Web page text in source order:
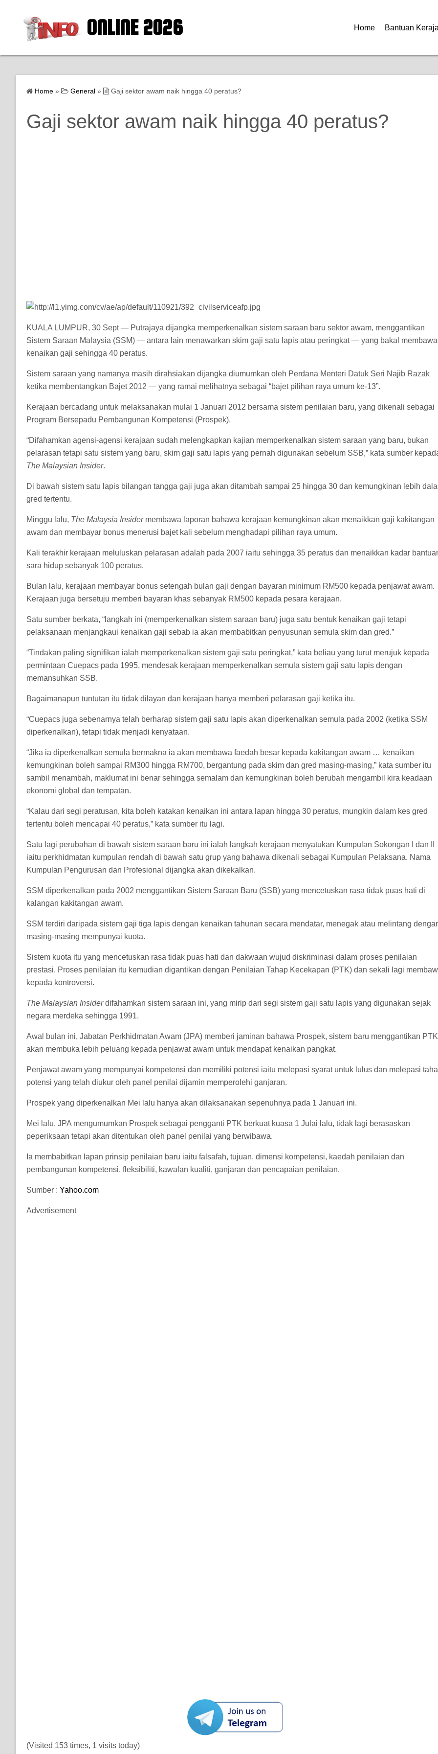
ONLINE 2026 Home Bantuan
Home » General » Gaji sektor awam naik hingga 40 peratus?
Gaji sektor awam naik hingga 40 peratus?
KUALA LUMPUR, 30 Sept — Putrajaya dijangka memperkenalkan sistem saraan baru sektor awam, menggantikan
Sistem Saraan Malaysia (SSM) — antara lain menawarkan skim gaji satu lapis atau peringkat — yang bakal membawa
kenaikan gaji sehingga 40 peratus.
Sistem saraan yang namanya masih dirahsiakan dijangka diumumkan oleh Perdana Menteri Datuk Seri Najib Razak
ketika membentangkan Bajet 2012 — yang ramai melihatnya sebagai “bajet pilihan raya umum ke-13”.
Kerajaan bercadang untuk melaksanakan mulai 1 Januari 2012 bersama sistem penilaian baru, yang dikenali sebagai
Program Bersepadu Pembangunan Kompetensi (Prospek).
“Difahamkan agensi-agensi kerajaan sudah melengkapkan kajian memperkenalkan sistem saraan yang baru, bukan
pelarasan tetapi satu sistem yang baru, skim gaji satu lapis yang pernah digunakan sebelum SSB,” kata sumber
The Malaysian Insider.
Di bawah sistem satu lapis bilangan tangga gaji juga akan ditambah sampai 25 hingga 30 dan kemungkinan lebih
gred tertentu.
Minggu lalu, The Malaysia Insidermembawa laporan bahawa kerajaan kemungkinan akan menaikkan gaji kakitangan
awam dan membayar bonus menerusi bajet kali sebelum menghadapi pilihan raya umum.
Kali terakhir kerajaan meluluskan pelarasan adalah pada 2007 iaitu sehingga 35 peratus dan menaikkan kadar
sara hidup sebanyak 100 peratus.
Bulan lalu, kerajaan membayar bonus setengah bulan gaji dengan bayaran minimum RM500 kepada penjawat awam.
Kerajaan juga bersetuju memberi bayaran khas sebanyak RM500 kepada pesara kerajaan.
Satu sumber berkata, “langkah ini (memperkenalkan sistem saraan baru) juga satu bentuk kenaikan gaji tetapi
pelaksanaan menjangkaui kenaikan gaji sebab ia akan membabitkan penyusunan semula skim dan gred.”
“Tindakan paling signifikan ialah memperkenalkan sistem gaji satu peringkat,” kata beliau yang turut merujuk kepada
permintaan Cuepacs pada 1995, mendesak kerajaan memperkenalkan semula sistem gaji satu lapis dengan
memansuhkan SSB.
Bagaimanapun tuntutan itu tidak dilayan dan kerajaan hanya memberi pelarasan gaji ketika itu.
“Cuepacs juga sebenarnya telah berharap sistem gaji satu lapis akan diperkenalkan semula pada 2002 (ketika SSM
diperkenalkan), tetapi tidak menjadi kenyataan.
“Jika ia diperkenalkan semula bermakna ia akan membawa faedah besar kepada kakitangan awam … kenaikan
kemungkinan boleh sampai RM300 hingga RM700, bergantung pada skim dan gred masing-masing,” kata sumber itu
sambil menambah, maklumat ini benar sehingga semalam dan kemungkinan boleh berubah mengambil kira keadaan
ekonomi global dan tempatan.
“Kalau dari segi peratusan, kita boleh katakan kenaikan ini antara lapan hingga 30 peratus, mungkin dalam kes gred
tertentu boleh mencapai 40 peratus,” kata sumber itu lagi.
Satu lagi perubahan di bawah sistem saraan baru ini ialah langkah kerajaan menyatukan Kumpulan Sokongan I dan II
iaitu perkhidmatan kumpulan rendah di bawah satu grup yang bahawa dikenali sebagai Kumpulan Pelaksana. Nama
Kumpulan Pengurusan dan Profesional dijangka akan dikekalkan.
SSM diperkenalkan pada 2002 menggantikan Sistem Saraan Baru (SSB) yang mencetuskan rasa tidak puas hati di
kalangan kakitangan awam.
SSM terdiri daripada sistem gaji tiga lapis dengan kenaikan tahunan secara mendatar, menegak atau melintang
masing-masing mempunyai kuota.
Sistem kuota itu yang mencetuskan rasa tidak puas hati dan dakwaan wujud diskriminasi dalam proses penilaian
prestasi. Proses penilaian itu kemudian digantikan dengan Penilaian Tahap Kecekapan (PTK) dan sekali lagi
kepada kontroversi.
The Malaysian Insiderdifahamkan sistem saraan ini, yang mirip dari segi sistem gaji satu lapis yang digunakan sejak
negara merdeka sehingga 1991.
Awal bulan ini, Jabatan Perkhidmatan Awam (JPA) memberi jaminan bahawa Prospek, sistem baru menggantikan
akan membuka lebih peluang kepada penjawat awam untuk mendapat kenaikan pangkat.
Penjawat awam yang mempunyai kompetensi dan memiliki potensi iaitu melepasi syarat untuk lulus dan melepasi
potensi yang telah diukur oleh panel penilai dijamin memperolehi ganjaran.
Prospek yang diperkenalkan Mei lalu hanya akan dilaksanakan sepenuhnya pada 1 Januari ini.
Mei lalu, JPA mengumumkan Prospek sebagai pengganti PTK berkuat kuasa 1 Julai lalu, tidak lagi berasaskan
peperiksaan tetapi akan ditentukan oleh panel penilai yang berwibawa.
Ia membabitkan lapan prinsip penilaian baru iaitu falsafah, tujuan, dimensi kompetensi, kaedah penilaian dan
pembangunan kompetensi, fleksibiliti, kawalan kualiti, ganjaran dan pencapaian penilaian.
Sumber : Yahoo.com
Advertisement
(Visited 153 times, 1 visits today)